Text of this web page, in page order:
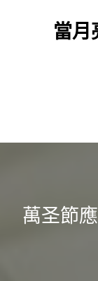
當月
萬圣節